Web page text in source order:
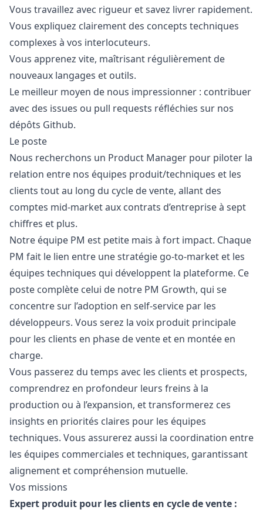
Vous travaillez avec rigueur et savez livrer rapidement.
Vous expliquez clairement des concepts techniques
complexes à vos interlocuteurs.
Vous apprenez vite, maîtrisant régulièrement de
nouveaux langages et outils.
Le meilleur moyen de nous impressionner : contribuer
avec des issues ou pull requests réfléchies sur nos
dépôts Github.
Le poste
Nous recherchons un Product Manager pour piloter la
relation entre nos équipes produit/techniques et les
clients tout au long du cycle de vente, allant des
comptes mid-market aux contrats d’entreprise à sept
chiffres et plus.
Notre équipe PM est petite mais à fort impact. Chaque
PM fait le lien entre une stratégie go-to-market et les
équipes techniques qui développent la plateforme. Ce
poste complète celui de notre PM Growth, qui se
concentre sur l’adoption en self-service par les
développeurs. Vous serez la voix produit principale
pour les clients en phase de vente et en montée en
charge.
Vous passerez du temps avec les clients et prospects,
comprendrez en profondeur leurs freins à la
production ou à l’expansion, et transformerez ces
insights en priorités claires pour les équipes
techniques. Vous assurerez aussi la coordination entre
les équipes commerciales et techniques, garantissant
alignement et compréhension mutuelle.
Vos missions
Expert produit pour les clients en cycle de vente :